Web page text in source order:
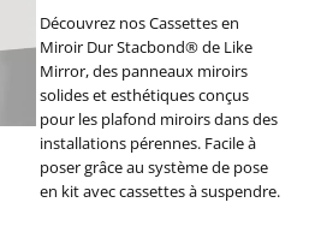
Découvrez nos Cassettes en
Miroir Dur Stacbond® de Like
Mirror, des panneaux miroirs
solides et esthétiques conçus
pour les plafond miroirs dans des
installations pérennes. Facile à
poser grâce au système de pose
en kit avec cassettes à suspendre.